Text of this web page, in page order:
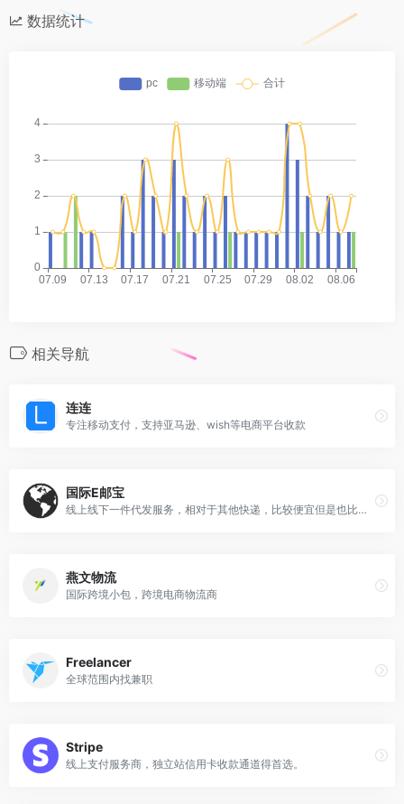
数据统计
相关导航
连连
专注移动支付，支持亚马逊、wish等电商平台收款
国际E邮宝
线上线下一件代发服务，相对于其他快递，比较便宜但是也比较慢！
燕文物流
国际跨境小包，跨境电商物流商
Freelancer
全球范围内找兼职
Stripe
线上支付服务商，独立站信用卡收款通道得首选。